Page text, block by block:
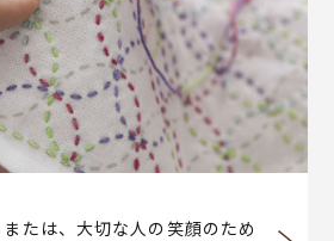
たは、大切な人の笑顔のため